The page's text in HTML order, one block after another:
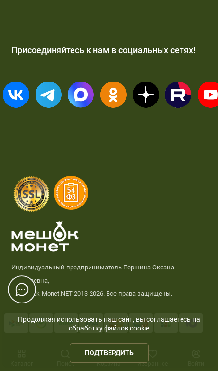
Поиск Корзина
0
Избранное
Присоединяйтесь к нам в социальных сетях!
Индивидуальный предприниматель Першина Оксана
Николаевна,
© Meshok-Monet.NET 2013-2026. Все права защищены.
Продолжая использовать наш сайт, вы соглашаетесь на
обработкуфайлов cookie
ПОДТВЕРДИТЬ